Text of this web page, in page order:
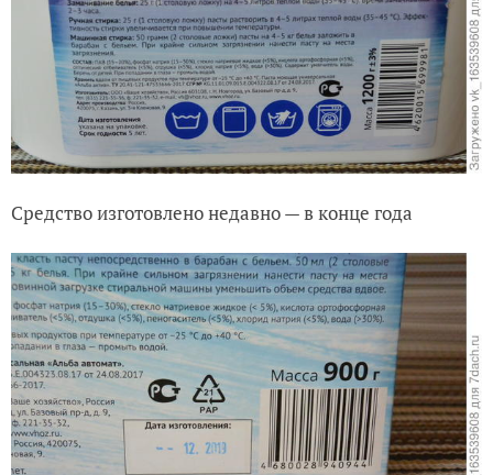
Средство изготовлено недавно — в конце года